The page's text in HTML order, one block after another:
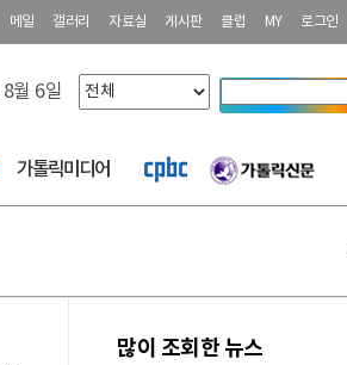
메일 갤러리 자료실 게시판 클럽 MY 로그인
월 6일
가톨릭미디어
많이 조회한 뉴스